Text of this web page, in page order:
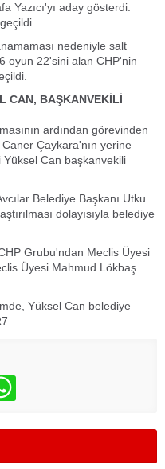
Yazıcı'yı aday gösterdi.
nedeniyle salt
oyun 22'sini alan CHP'nin
CAN, BAŞKANVEKİLİ
ardından görevinden
Caner Çaykara'nın yerine
Yüksel Can başkanvekili
Belediye Başkanı Utku
dolayısıyla belediye
Grubu'ndan Meclis Üyesi
Üyesi Mahmud Lökbaş
Yüksel Can belediye